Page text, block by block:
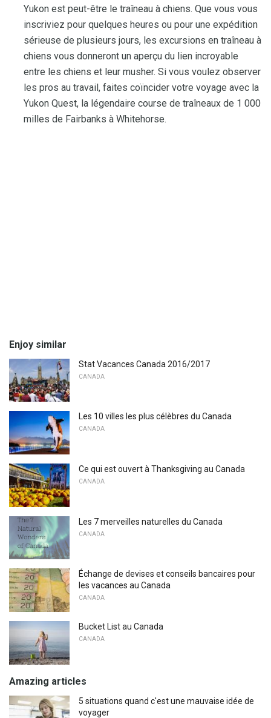
Yukon est peut-être le traîneau à chiens. Que vous vous
inscriviez pour quelques heures ou pour une expédition
sérieuse de plusieurs jours, les excursions en traîneau à
chiens vous donneront un aperçu du lien incroyable
entre les chiens et leur musher. Si vous voulez observer
les pros au travail, faites coïncider votre voyage avec la
Yukon Quest, la légendaire course de traîneaux de 1 000
milles de Fairbanks à Whitehorse.
Enjoy similar
Stat Vacances Canada 2016/2017
CANADA
Les 10 villes les plus célèbres du Canada
CANADA
Ce qui est ouvert à Thanksgiving au Canada
CANADA
Les 7 merveilles naturelles du Canada
CANADA
Échange de devises et conseils bancaires pour
les vacances au Canada
CANADA
Bucket List au Canada
CANADA
Amazing articles
5 situations quand c'est une mauvaise idée de
voyager